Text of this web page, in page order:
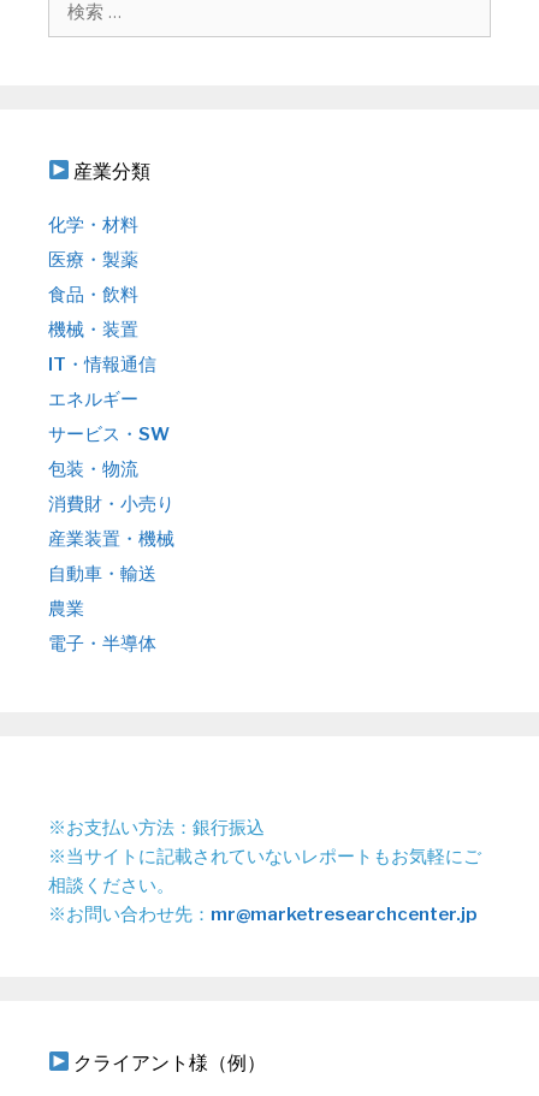
産業分類
化学・材料
医療・製薬
食品・飲料
機械・装置
IT・情報通信
エネルギー
サービス・SW
包装・物流
消費財・小売り
産業装置・機械
自動車・輸送
農業
電子・半導体
※お支払い方法：銀行振込
※当サイトに記載されていないレポートもお気軽にご
相談ください。
※お問い合わせ先： mr@marketresearchcenter.jp
クライアント様（例）